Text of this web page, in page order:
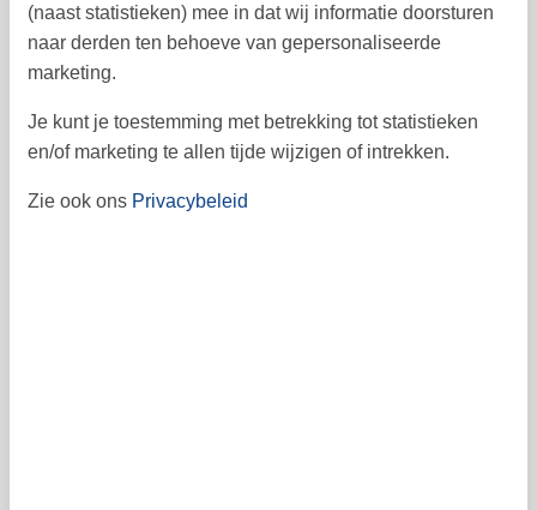
Prijs
(naast statistieken) mee in dat wij informatie doorsturen
naar derden ten behoeve van gepersonaliseerde
marketing.
Je kunt je toestemming met betrekking tot statistieken
en/of marketing te allen tijde wijzigen of intrekken.
Zie ook ons Privacybeleid